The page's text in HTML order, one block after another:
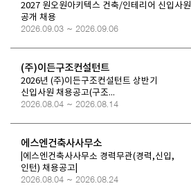
2027 원오원아키텍스 건축/인테리어 신입사원
공개 채용
2026.09.03 ~ 2026.09.06
(주)이든구조컨설턴트
2026년 (주)이든구조컨설턴트 상반기
신입사원 채용공고(구조...
2026.08.04 ~ 2026.08.14
에스엔건축사사무소
|에스엔건축사사무소 경력무관(경력,신입,
인턴) 채용공고|
2026.08.04 ~ 2026.08.24